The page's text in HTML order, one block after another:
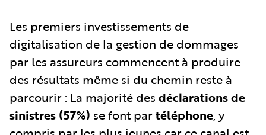
Les premiers investissements de
digitalisation de la gestion de dommages
par les assureurs commencent à produire
des résultats même si du chemin reste à
parcourir : La majorité des déclarations de
sinistres (57%) se font partéléphone, y